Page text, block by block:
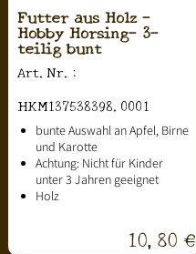
Futter aus Holz -
Hobby Horsing- 3-
teilig bunt
Art.Nr.:
HKM137538398.0001
bunte Auswahl an Apfel, Birne
und Karotte
Achtung: Nicht für Kinder
unter 3 Jahren geeignet
Holz
10,80 €